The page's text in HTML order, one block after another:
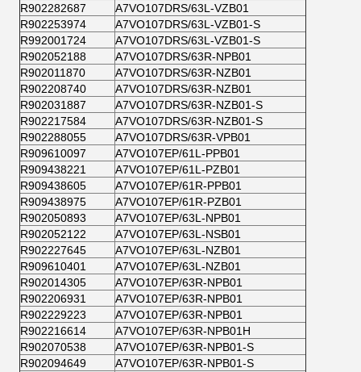
R902282687
A7VO107DRS/63L-VZB01
R902253974
A7VO107DRS/63L-VZB01-S
R992001724
A7VO107DRS/63L-VZB01-S
R902052188
A7VO107DRS/63R-NPB01
R902011870
A7VO107DRS/63R-NZB01
R902208740
A7VO107DRS/63R-NZB01
R902031887
A7VO107DRS/63R-NZB01-S
R902217584
A7VO107DRS/63R-NZB01-S
R902288055
A7VO107DRS/63R-VPB01
R909610097
A7VO107EP/61L-PPB01
R909438221
A7VO107EP/61L-PZB01
R909438605
A7VO107EP/61R-PPB01
R909438975
A7VO107EP/61R-PZB01
R902050893
A7VO107EP/63L-NPB01
R902052122
A7VO107EP/63L-NSB01
R902227645
A7VO107EP/63L-NZB01
R909610401
A7VO107EP/63L-NZB01
R902014305
A7VO107EP/63R-NPB01
R902206931
A7VO107EP/63R-NPB01
R902229223
A7VO107EP/63R-NPB01
R902216614
A7VO107EP/63R-NPB01H
R902070538
A7VO107EP/63R-NPB01-S
R902094649
A7VO107EP/63R-NPB01-S